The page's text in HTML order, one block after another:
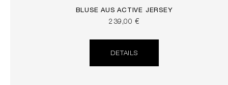
BLUSE AUS ACTIVE JERSEY
239,00 €
DETAILS